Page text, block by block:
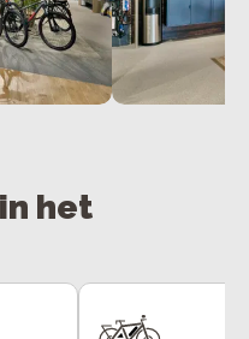
het